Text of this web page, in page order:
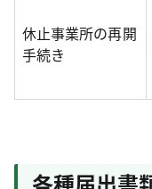
休止事業所の再開
手続き